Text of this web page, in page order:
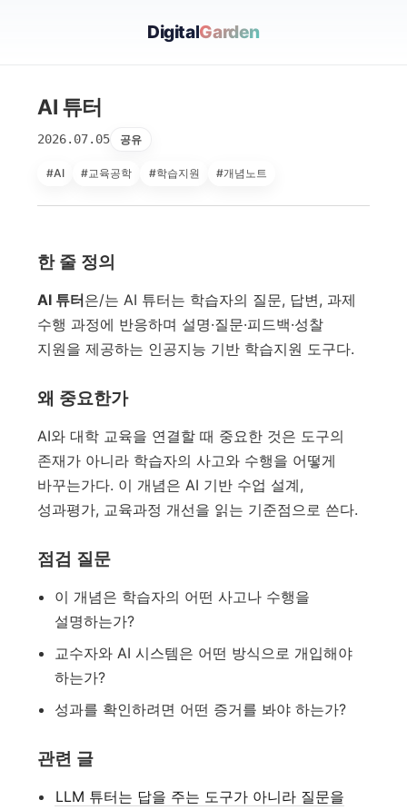
DigitalGarden
AI 튜터
2026.07.05 공유
#AI #교육공학 #학습지원 #개념노트
한 줄 정의
AI 튜터은/는 AI 튜터는 학습자의 질문, 답변, 과제
수행 과정에 반응하며 설명·질문·피드백·성찰
지원을 제공하는 인공지능 기반 학습지원 도구다.
왜 중요한가
AI와 대학 교육을 연결할 때 중요한 것은 도구의
존재가 아니라 학습자의 사고와 수행을 어떻게
바꾸는가다. 이 개념은 AI 기반 수업 설계,
성과평가, 교육과정 개선을 읽는 기준점으로 쓴다.
점검 질문
이 개념은 학습자의 어떤 사고나 수행을
설명하는가?
교수자와 AI 시스템은 어떤 방식으로 개입해야
하는가?
성과를 확인하려면 어떤 증거를 봐야 하는가?
관련 글
LLM 튜터는 답을 주는 도구가 아니라 질문을